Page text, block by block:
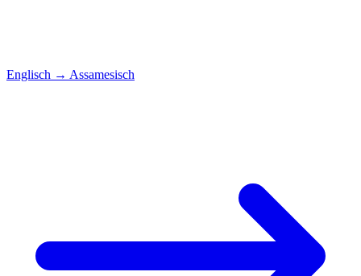
Englisch → Assamesisch